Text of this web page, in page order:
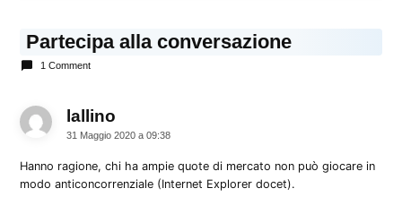
Partecipa alla conversazione
1 Comment
lallino
31 Maggio 2020 a 09:38
Hanno ragione, chi ha ampie quote di mercato non può giocare in
modo anticoncorrenziale (Internet Explorer docet).